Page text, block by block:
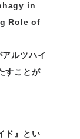
in
Role of
ルツハイ
すことが
ド』とい